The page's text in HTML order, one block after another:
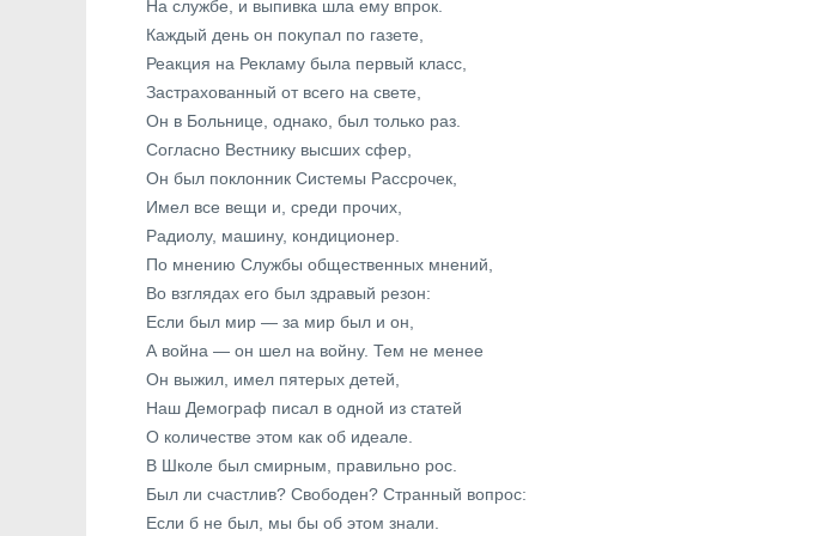
На службе, и выпивка шла ему впрок.
Каждый день он покупал по газете,
Реакция на Рекламу была первый класс,
Застрахованный от всего на свете,
Он в Больнице, однако, был только раз.
Согласно Вестнику высших сфер,
Он был поклонник Системы Рассрочек,
Имел все вещи и, среди прочих,
Радиолу, машину, кондиционер.
По мнению Службы общественных мнений,
Во взглядах его был здравый резон:
Если был мир — за мир был и он,
А война — он шел на войну. Тем не менее
Он выжил, имел пятерых детей,
Наш Демограф писал в одной из статей
О количестве этом как об идеале.
В Школе был смирным, правильно рос.
Был ли счастлив? Свободен? Странный вопрос:
Если б не был, мы бы об этом знали.